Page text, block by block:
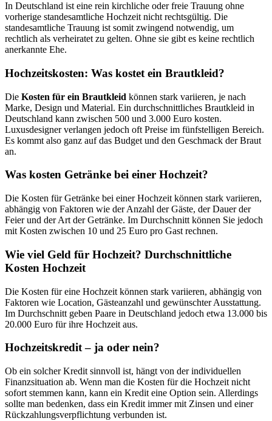
In Deutschland ist eine rein kirchliche oder freie Trauung ohne
vorherige standesamtliche Hochzeit nicht rechtsgültig. Die
standesamtliche Trauung ist somit zwingend notwendig, um
rechtlich als verheiratet zu gelten. Ohne sie gibt es keine rechtlich
anerkannte Ehe.
Hochzeitskosten: Was kostet ein Brautkleid?
Die Kosten für ein Brautkleid können stark variieren, je nach
Marke, Design und Material. Ein durchschnittliches Brautkleid in
Deutschland kann zwischen 500 und 3.000 Euro kosten.
Luxusdesigner verlangen jedoch oft Preise im fünfstelligen Bereich.
Es kommt also ganz auf das Budget und den Geschmack der Braut
an.
Was kosten Getränke bei einer Hochzeit?
Die Kosten für Getränke bei einer Hochzeit können stark variieren,
abhängig von Faktoren wie der Anzahl der Gäste, der Dauer der
Feier und der Art der Getränke. Im Durchschnitt können Sie jedoch
mit Kosten zwischen 10 und 25 Euro pro Gast rechnen.
Wie viel Geld für Hochzeit? Durchschnittliche
Kosten Hochzeit
Die Kosten für eine Hochzeit können stark variieren, abhängig von
Faktoren wie Location, Gästeanzahl und gewünschter Ausstattung.
Im Durchschnitt geben Paare in Deutschland jedoch etwa 13.000 bis
20.000 Euro für ihre Hochzeit aus.
Hochzeitskredit – ja oder nein?
Ob ein solcher Kredit sinnvoll ist, hängt von der individuellen
Finanzsituation ab. Wenn man die Kosten für die Hochzeit nicht
sofort stemmen kann, kann ein Kredit eine Option sein. Allerdings
sollte man bedenken, dass ein Kredit immer mit Zinsen und einer
Rückzahlungsverpflichtung verbunden ist.